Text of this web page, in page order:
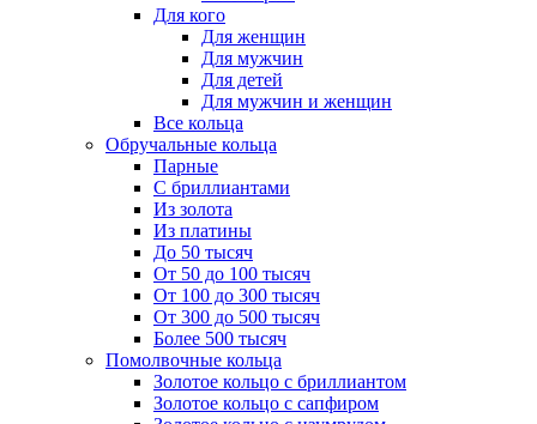
Для кого
Для женщин
Для мужчин
Для детей
Для мужчин и женщин
Все кольца
Обручальные кольца
Парные
С бриллиантами
Из золота
Из платины
До 50 тысяч
От 50 до 100 тысяч
От 100 до 300 тысяч
От 300 до 500 тысяч
Более 500 тысяч
Помолвочные кольца
Золотое кольцо с бриллиантом
Золотое кольцо с сапфиром